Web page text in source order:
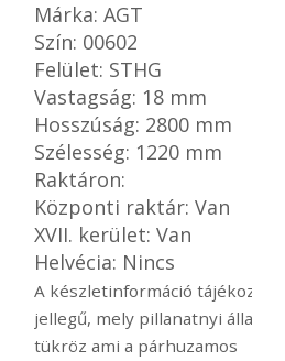
Márka: AGT
Szín: 00602
Felület: STHG
Vastagság: 18 mm
Hosszúság: 2800 mm
Szélesség: 1220 mm
Raktáron:
Központi raktár: Van
XVII. kerület: Van
Helvécia: Nincs
A készletinformáció
jellegű, mely pillanatnyi
tükröz ami a párhuzamos